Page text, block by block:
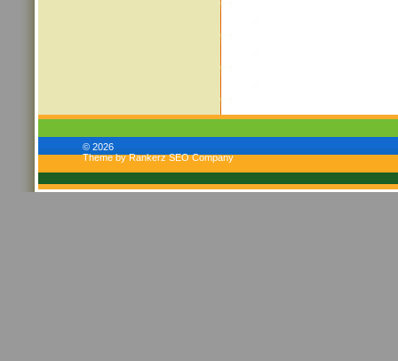
© 2026
Theme by Rankerz SEO Company